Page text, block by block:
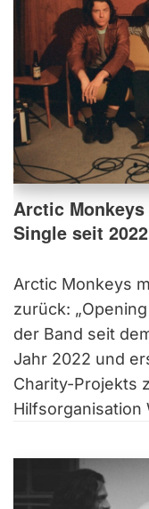
Arctic
Single seit
Arctic Monkeys
zurück:
der Band seit
Jahr 2022 und
Charity-Projekts
Hilfsorganisation